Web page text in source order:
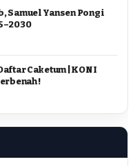
Samuel Yansen Pongi
Caketum | KONI
!